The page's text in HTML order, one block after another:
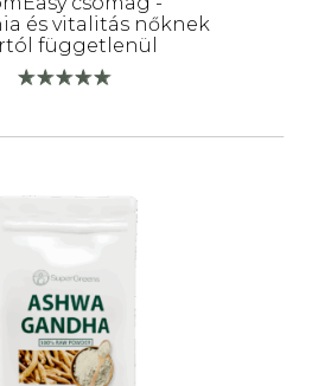
és vitalitás nőknek
függetlenül